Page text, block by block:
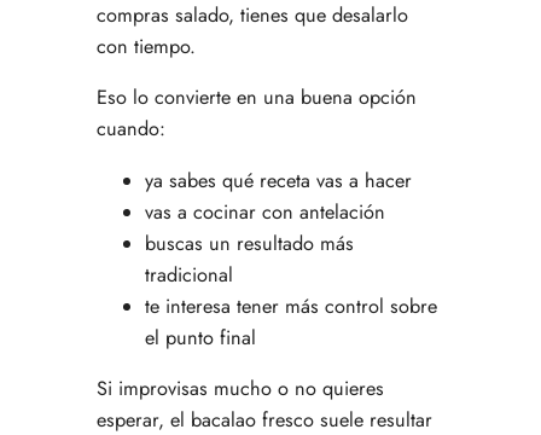
compras salado, tienes que desalarlo
con tiempo.
Eso lo convierte en una buena opción
cuando:
ya sabes qué receta vas a hacer
vas a cocinar con antelación
buscas un resultado más
tradicional
te interesa tener más control sobre
el punto final
Si improvisas mucho o no quieres
esperar, el bacalao fresco suele resultar